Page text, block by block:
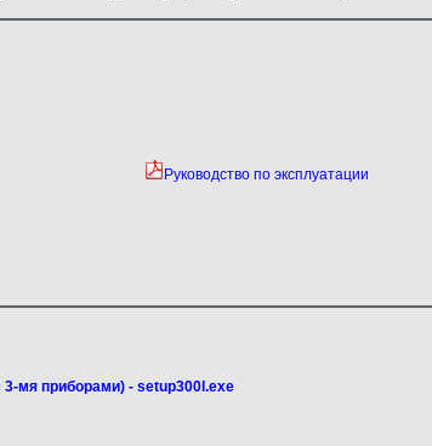
Руководство по эксплуатации
мя приборами) - setup300l.exe